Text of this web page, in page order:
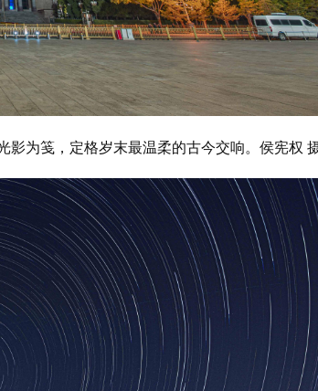
为笺，定格岁末最温柔的古今交响。侯宪权